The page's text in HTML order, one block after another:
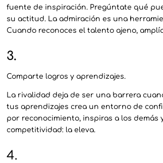
fuente de inspiración. Pregúntate qué
su actitud. La admiración es una
Cuando reconoces el talento ajeno,
3.
Comparte logros y aprendizajes.
La rivalidad deja de ser una barrera
tus aprendizajes crea un entorno de
por reconocimiento, inspiras a los
competitividad: la eleva.
4.